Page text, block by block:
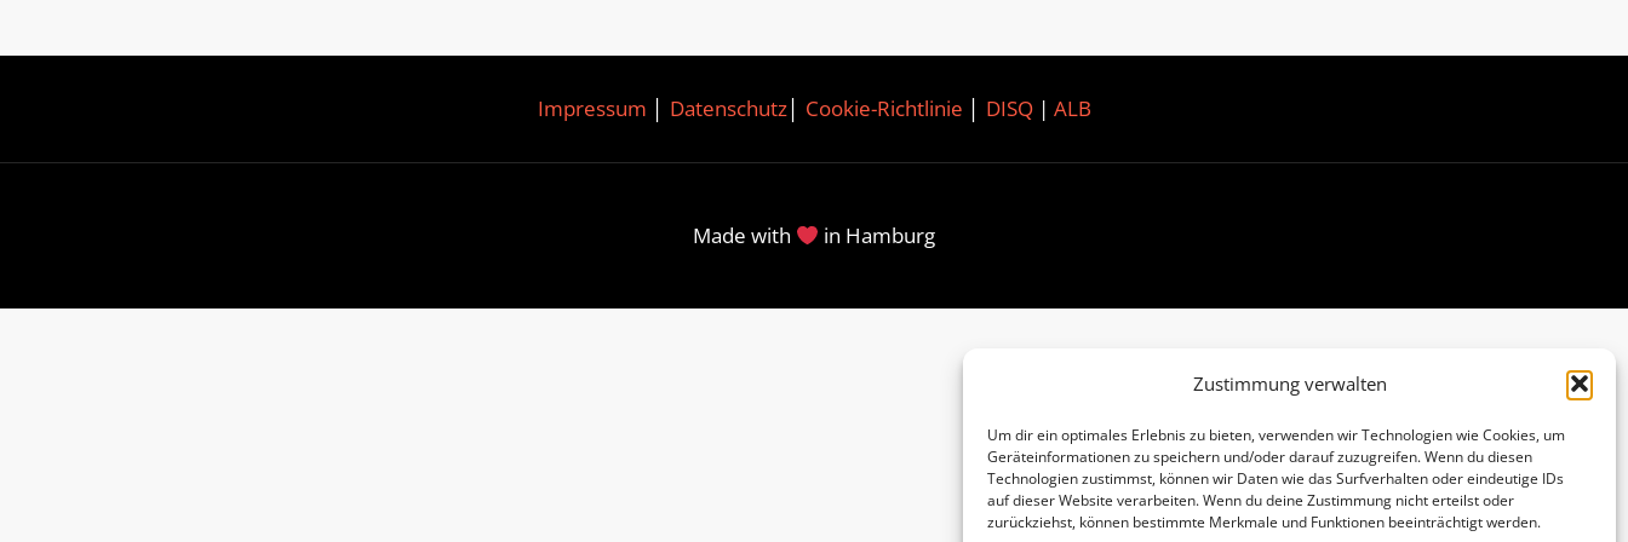
Zustimmung verwalten
Um dir ein optimales Erlebnis zu bieten, verwenden wir Technologien wie Cookies, um
Geräteinformationen zu speichern und/oder darauf zuzugreifen. Wenn du diesen
Technologien zustimmst, können wir Daten wie das Surfverhalten oder eindeutige IDs
auf dieser Website verarbeiten. Wenn du deine Zustimmung nicht erteilst oder
zurückziehst, können bestimmte Merkmale und Funktionen beeinträchtigt werden.
Impressum Datenschutz│ Cookie-Richtlinie DISQ| ALB
Made with in Hamburg